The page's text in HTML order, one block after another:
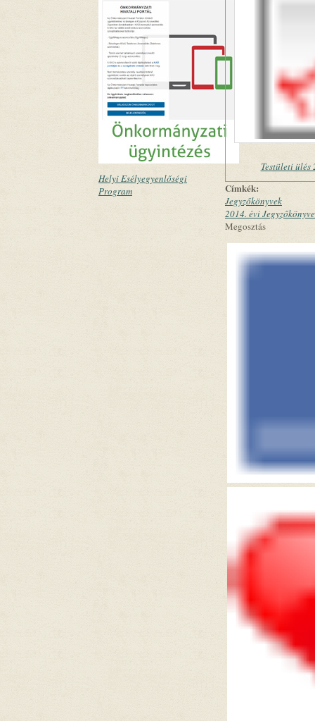
Helyi Esélyegyenlőségi
Program
Testületi ülés
Címkék:
Jegyzőkönyvek
2014. évi
Megosztás